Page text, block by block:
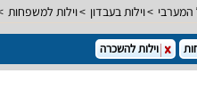
המערבי וילות בעבדון וילות למשפחות
וילות להשכרה